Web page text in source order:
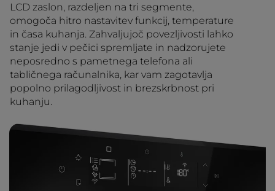
LCD zaslon, razdeljen na tri segmente,
omogoča hitro nastavitev funkcij, temperature
in časa kuhanja. Zahvaljujoč povezljivosti lahko
stanje jedi v pečici spremljate in nadzorujete
neposredno s pametnega telefona ali
tabličnega računalnika, kar vam zagotavlja
popolno prilagodljivost in brezskrbnost pri
kuhanju.